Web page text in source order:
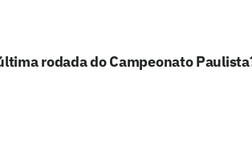
rodada do Campeonato